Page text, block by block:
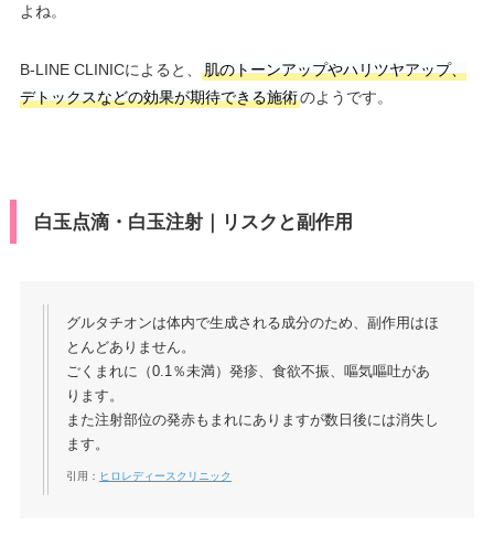
よね。
B-LINE CLINICによると、
肌のトーンアップやハリツヤアップ、
デトックスなどの効果が期待できる施術のようです。
白玉点滴・白玉注射｜リスクと副作用
グルタチオンは体内で生成される成分のため、副作用はほ
とんどありません。
ごくまれに（0.1％未満）発疹、食欲不振、嘔気嘔吐があ
ります。
また注射部位の発赤もまれにありますが数日後には消失し
ます。
引用： ヒロレディースクリニック